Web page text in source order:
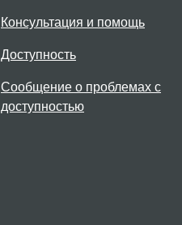
Консультация и помощь
Доступность
Сообщение о проблемах с
доступностью